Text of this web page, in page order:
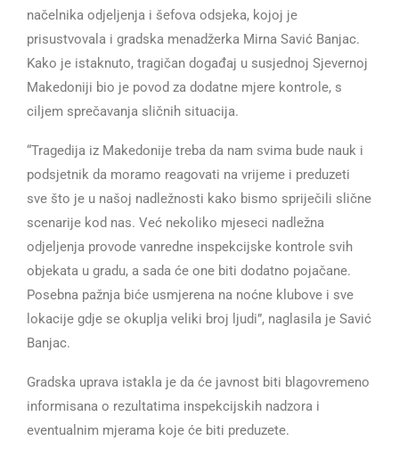
načelnika odjeljenja i šefova odsjeka, kojoj je
prisustvovala i gradska menadžerka Mirna Savić Banjac.
Kako je istaknuto, tragičan događaj u susjednoj Sjevernoj
Makedoniji bio je povod za dodatne mjere kontrole, s
ciljem sprečavanja sličnih situacija.
“Tragedija iz Makedonije treba da nam svima bude nauk i
podsjetnik da moramo reagovati na vrijeme i preduzeti
sve što je u našoj nadležnosti kako bismo spriječili slične
scenarije kod nas. Već nekoliko mjeseci nadležna
odjeljenja provode vanredne inspekcijske kontrole svih
objekata u gradu, a sada će one biti dodatno pojačane.
Posebna pažnja biće usmjerena na noćne klubove i sve
lokacije gdje se okuplja veliki broj ljudi”, naglasila je Savić
Banjac.
Gradska uprava istakla je da će javnost biti blagovremeno
informisana o rezultatima inspekcijskih nadzora i
eventualnim mjerama koje će biti preduzete.